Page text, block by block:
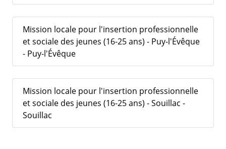
Mission locale pour l'insertion professionnelle
et sociale des jeunes (16-25 ans) - Puy-l'Évêque
- Puy-l'Évêque
Mission locale pour l'insertion professionnelle
et sociale des jeunes (16-25 ans) - Souillac -
Souillac